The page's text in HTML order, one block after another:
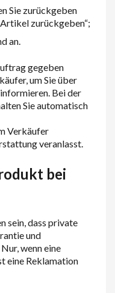
Sie zurückgeben
zurückgeben“;
an.
gegeben
um Sie über
Bei der
Sie automatisch
Verkäufer
veranlasst.
bei
sein, dass private
und
wenn eine
eine Reklamation